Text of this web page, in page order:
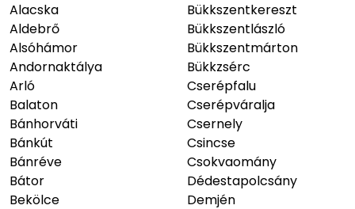
Alacska
Aldebrő
Alsóhámor
Andornaktálya
Arló
Balaton
Bánhorváti
Bánkút
Bánréve
Bátor
Bekölce
Bükkszentkereszt
Bükkszentlászló
Bükkszentmárton
Bükkzsérc
Cserépfalu
Cserépváralja
Csernely
Csincse
Csokvaomány
Dédestapolcsány
Demjén